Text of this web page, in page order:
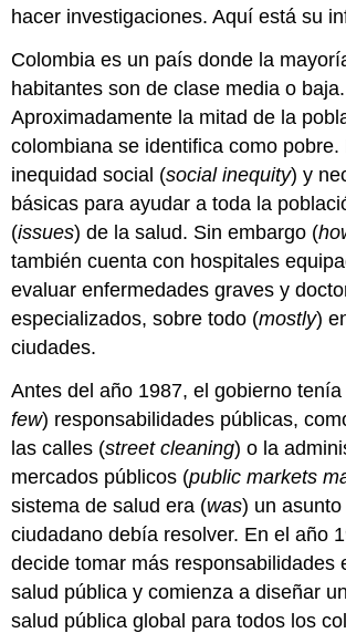
hacer investigaciones. Aquí está su
Colombia es un país donde la
habitantes son de clase media o baja.
Aproximadamente la mitad de la
colombiana se identifica como pobre.
inequidad social (social inequity) y
básicas para ayudar a toda la
(issues) de la salud. Sin embargo (
también cuenta con hospitales
evaluar enfermedades graves y
especializados, sobre todo (mostly)
ciudades.
Antes del año 1987, el gobierno
few) responsabilidades públicas,
las calles (street cleaning) o la
mercados públicos (public markets
sistema de salud era (was) un
ciudadano debía resolver. En el año
decide tomar más responsabilidades
salud pública y comienza a diseñar
salud pública global para todos los